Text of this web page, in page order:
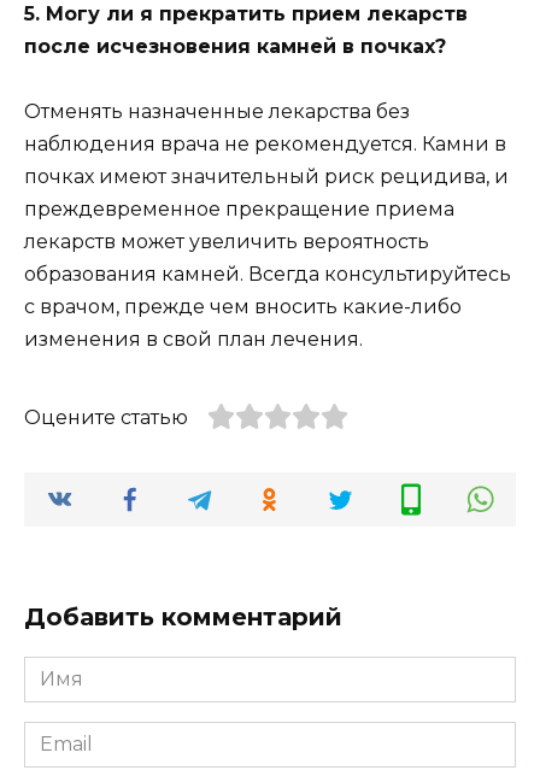
5. Могу ли я прекратить прием лекарств
после исчезновения камней в почках?
Отменять назначенные лекарства без
наблюдения врача не рекомендуется. Камни в
почках имеют значительный риск рецидива, и
преждевременное прекращение приема
лекарств может увеличить вероятность
образования камней. Всегда консультируйтесь
с врачом, прежде чем вносить какие-либо
изменения в свой план лечения.
Оцените статью
Добавить комментарий
Имя
*
Email
*